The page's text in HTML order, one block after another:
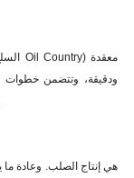
ودقيقة، وتتضمن خطوات